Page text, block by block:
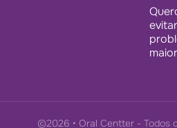
maior
©2026 • Oral Centter - Todos